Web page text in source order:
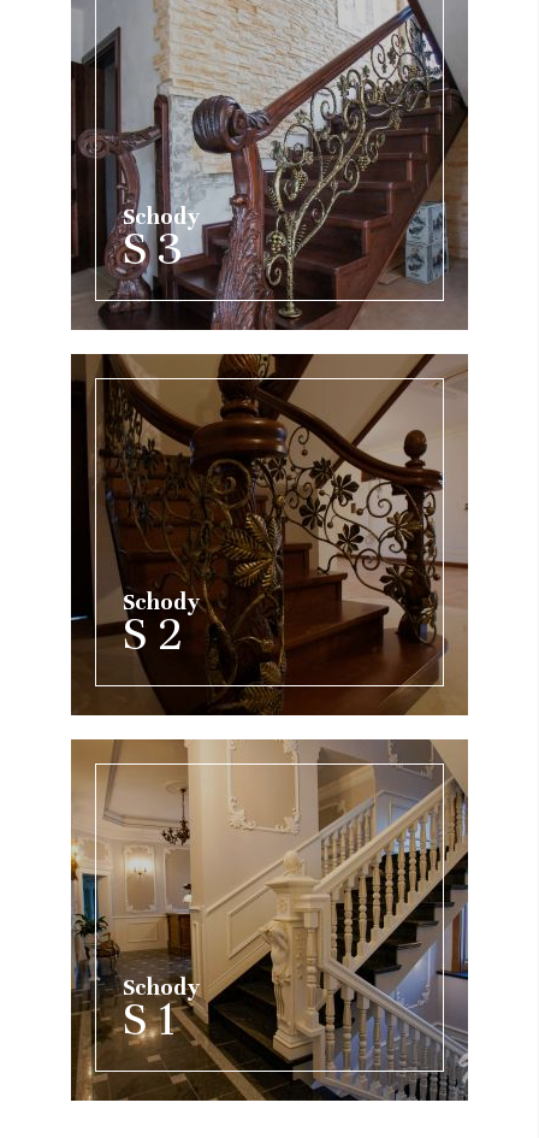
Schody
S 3
Schody
S 2
Schody
S 1